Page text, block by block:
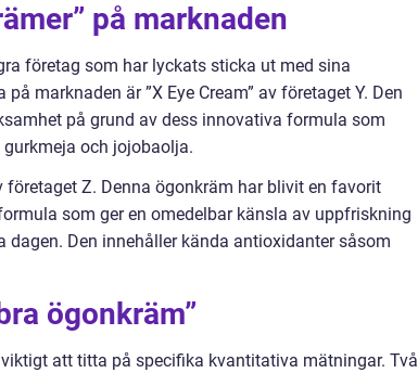
på marknaden
företag som har lyckats sticka ut med sina
marknaden är ”X Eye Cream” av företaget Y. Den
på grund av dess innovativa formula som
och jojobaolja.
företaget Z. Denna ögonkräm har blivit en favorit
som ger en omedelbar känsla av uppfriskning
Den innehåller kända antioxidanter såsom
ögonkräm”
att titta på specifika kvantitativa mätningar. Två